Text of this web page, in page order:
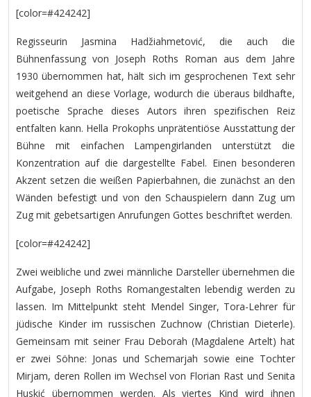
[color=#424242]
Regisseurin Jasmina Hadžiahmetović, die auch die
Bühnenfassung von Joseph Roths Roman aus dem Jahre
1930 übernommen hat, hält sich im gesprochenen Text sehr
weitgehend an diese Vorlage, wodurch die überaus bildhafte,
poetische Sprache dieses Autors ihren spezifischen Reiz
entfalten kann. Hella Prokophs unprätentiöse Ausstattung der
Bühne mit einfachen Lampengirlanden unterstützt die
Konzentration auf die dargestellte Fabel. Einen besonderen
Akzent setzen die weißen Papierbahnen, die zunächst an den
Wänden befestigt und von den Schauspielern dann Zug um
Zug mit gebetsartigen Anrufungen Gottes beschriftet werden.
[color=#424242]
Zwei weibliche und zwei männliche Darsteller übernehmen die
Aufgabe, Joseph Roths Romangestalten lebendig werden zu
lassen. Im Mittelpunkt steht Mendel Singer, Tora-Lehrer für
jüdische Kinder im russischen Zuchnow (Christian Dieterle).
Gemeinsam mit seiner Frau Deborah (Magdalene Artelt) hat
er zwei Söhne: Jonas und Schemarjah sowie eine Tochter
Mirjam, deren Rollen im Wechsel von Florian Rast und Senita
Huskić übernommen werden. Als viertes Kind wird ihnen